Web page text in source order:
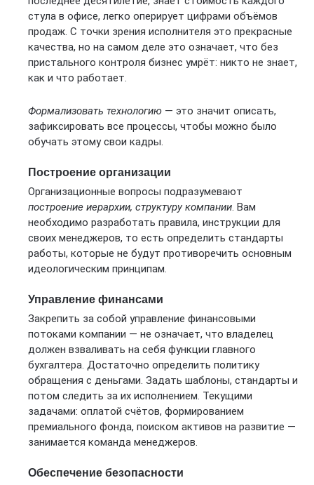
стула в офисе, легко оперирует цифрами объёмов
продаж. С точки зрения исполнителя это прекрасные
качества, но на самом деле это означает, что без
пристального контроля бизнес умрёт: никто не знает,
как и что работает.
Формализовать технологию — это значит описать,
зафиксировать все процессы, чтобы можно было
обучать этому свои кадры.
Построение организации
Организационные вопросы подразумевают
построение иерархии, структуру компании. Вам
необходимо разработать правила, инструкции для
своих менеджеров, то есть определить стандарты
работы, которые не будут противоречить основным
идеологическим принципам.
Управление финансами
Закрепить за собой управление финансовыми
потоками компании — не означает, что владелец
должен взваливать на себя функции главного
бухгалтера. Достаточно определить политику
обращения с деньгами. Задать шаблоны, стандарты и
потом следить за их исполнением. Текущими
задачами: оплатой счётов, формированием
премиального фонда, поиском активов на развитие —
занимается команда менеджеров.
Обеспечение безопасности